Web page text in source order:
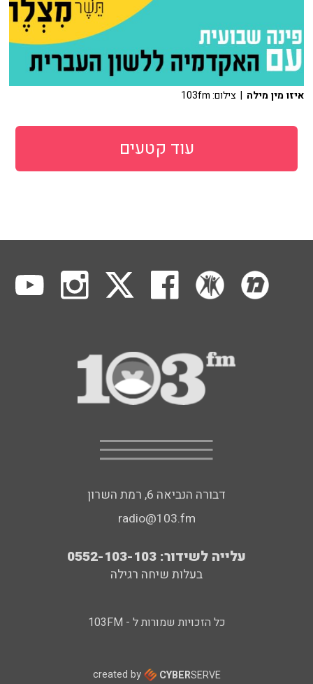
איזו מין מילה | צילום: 103fm
עוד קטעים
דבורה הנביאה 6, רמת השרון
radio@103.fm
עלייה לשידור: 0552-103-103
בעלות שיחה רגילה
כל הזכויות שמורות ל - 103FM
created by CYBERSERVE